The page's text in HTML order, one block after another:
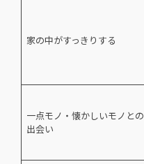
家の中がすっきりする
一点モノ・懐かしいモノとの
出会い